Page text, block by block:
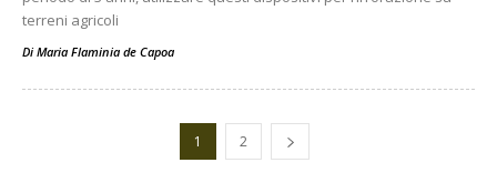
terreni agricoli
Di Maria Flaminia de Capoa
1 2